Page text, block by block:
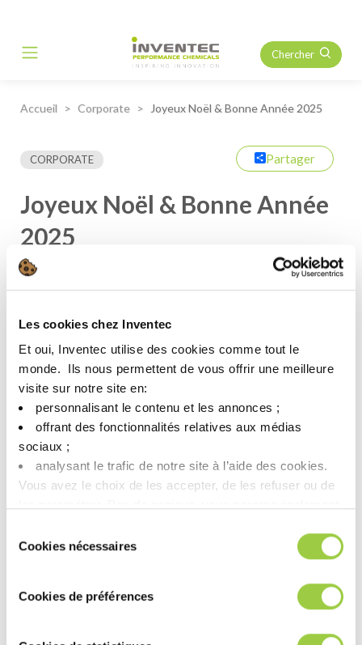
Les cookies chez Inventec
Et oui, Inventec utilise des cookies comme tout le
monde. ​ Ils nous permettent de vous offrir une meilleure
visite sur notre site en:​
personnalisant le contenu et les annonces ;​
offrant des fonctionnalités relatives aux médias
sociaux ; ​
analysant le trafic de notre site à l’aide des cookies.​
Vous avez le choix de les accepter, de les refuser ou de
cookies.​ ​ ​
duCookies nécessaires
Cookies de préférences
Main Navigation Chercher
Accueil Corporate Joyeux Noël & Bonne Année 2025
CORPORATE Partager
Joyeux Noël & Bonne Année
2025
Que 2025 soit béni avec beaucoup d’Amour, de Plaisir, de Paix
et de Bonheur !
Navigation
Article précédent
Chapter – 12 Nov.
Article suivant
l’honneur dans le
magazine
Découvrez le